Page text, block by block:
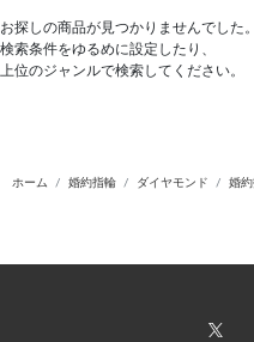
お探しの商品が見つかりませんでした。
検索条件をゆるめに設定したり、
上位のジャンルで検索してください。
ホーム 婚約指輪 ダイヤモンド 婚